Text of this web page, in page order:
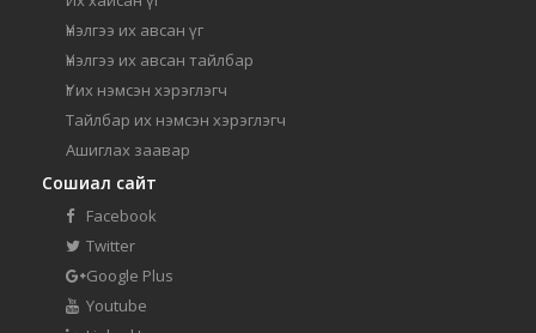
Үнэлгээ их авсан үг
Үнэлгээ их авсан тайлбар
Үг их нэмсэн хэрэглэгч
Тайлбар их нэмсэн хэрэглэгч
Ашиглах заавар
Сошиал сайт
Facebook
Twitter
Google Plus
Youtube